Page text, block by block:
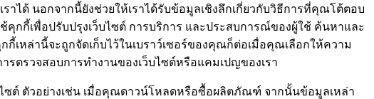
ได้ นอกจากนี้ยังช่วยให้เราได้รับข้อมูลเชิงลึกเกี่ยวกับวิธีการที่คุณโต้ตอบ
คุกกี้เพื่อปรับปรุงเว็บไซต์ การบริการ และประสบการณ์ของผู้ใช้ ค้นหาและ
หล่านี้จะถูกจัดเก็บไว้ในเบราว์เซอร์ของคุณก็ต่อเมื่อคุณเลือกให้ความ
ตรวจสอบการทำงานของเว็บไซต์หรือแคมเปญของเรา
ต์ ตัวอย่างเช่น เมื่อคุณดาวน์โหลดหรือซื้อผลิตภัณฑ์ จากนั้นข้อมูลเหล่า